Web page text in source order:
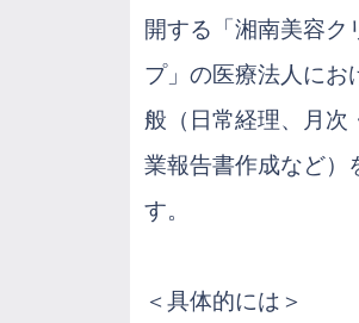
開する「湘南美容ク
プ」の医療法人にお
般（日常経理、月次
業報告書作成など）
す。
＜具体的には＞